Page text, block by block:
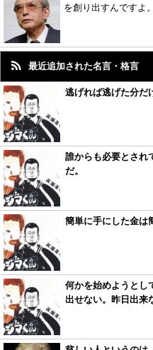
を創り出すんですよ
最近追加された名言・格言
逃げれば逃げた分だ
誰からも必要とされ
だ。
簡単に手にした金は
何かを始めようとし
出せない。昨日出来